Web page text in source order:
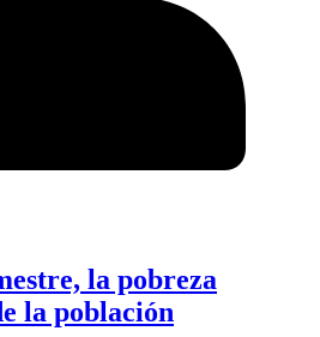
la pobreza
la población